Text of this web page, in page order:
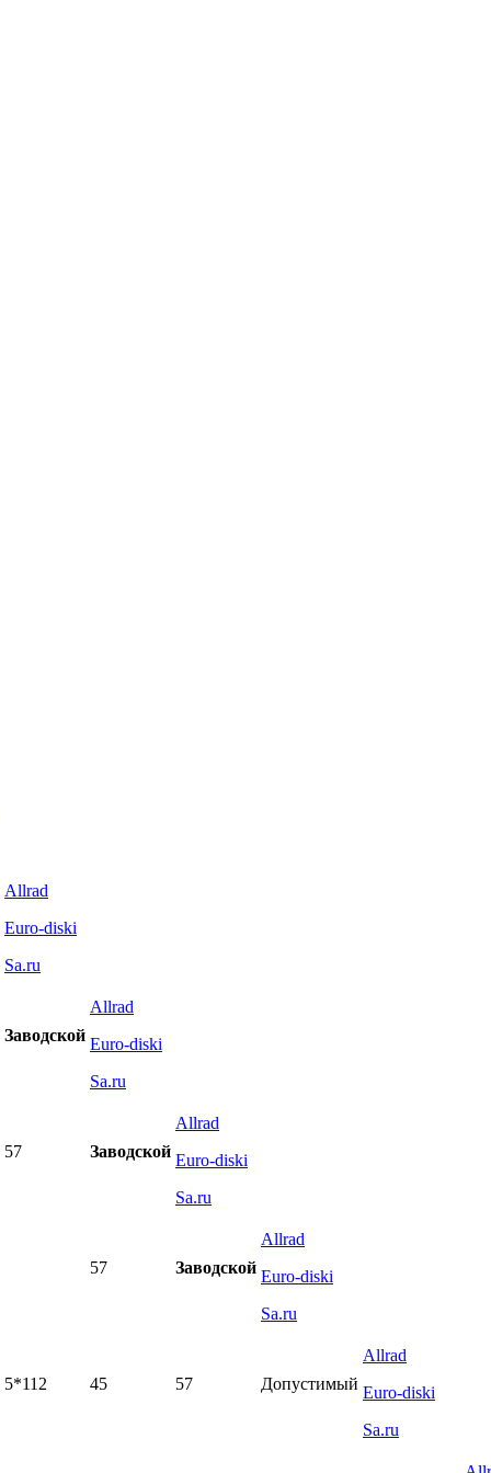
Allrad
Euro-diski
Sa.ru
Заводской
Allrad
Euro-diski
Sa.ru
57 Заводской
Allrad
Euro-diski
Sa.ru
57 Заводской
Allrad
Euro-diski
Sa.ru
5*112 45 57 Допустимый
Allrad
Euro-diski
Sa.ru